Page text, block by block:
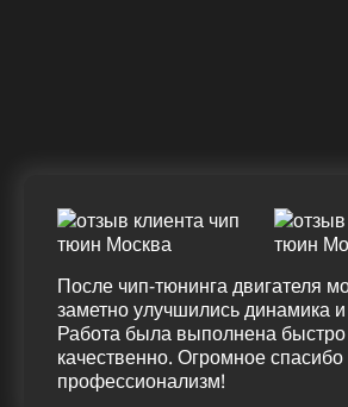
После чип-тюнинга двигателя
заметно улучшились динамика
Работа была выполнена
качественно. Огромное
профессионализм!